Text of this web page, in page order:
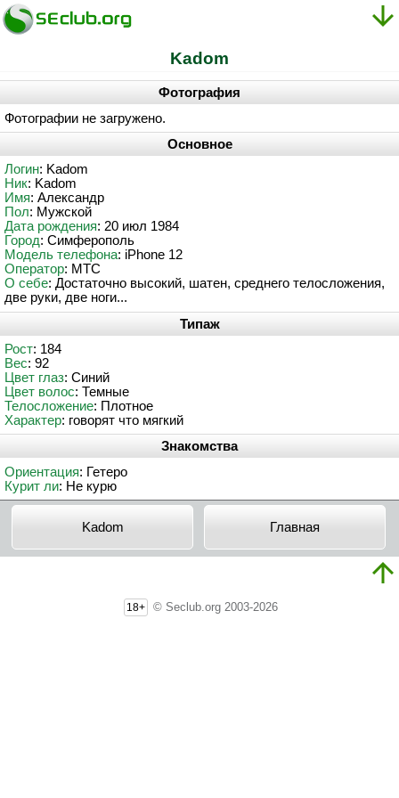
Kadom
Фотография
Фотографии не загружено.
Основное
Логин: Kadom
Ник: Kadom
Имя: Александр
Пол: Мужской
Дата рождения: 20 июл 1984
Город: Симферополь
Модель телефона: iPhone 12
Оператор: MTC
О себе: Достаточно высокий, шатен, среднего телосложения,
две руки, две ноги...
Типаж
Рост: 184
Вес: 92
Цвет глаз: Синий
Цвет волос: Темные
Телосложение: Плотное
Характер: говорят что мягкий
Знакомства
Ориентация: Гетеро
Курит ли: Не курю
Kadom Главная
18+ © Seclub.org 2003-2026